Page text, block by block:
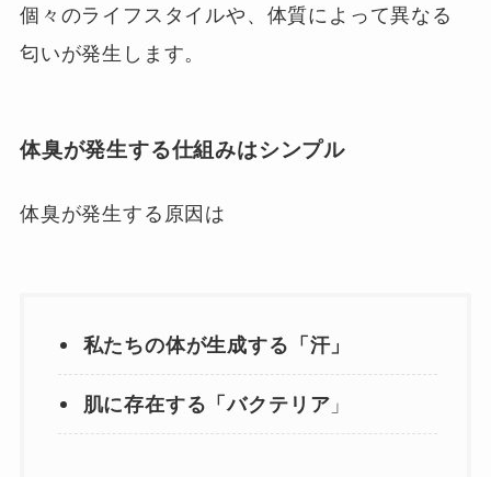
個々のライフスタイルや、体質によって異なる
匂いが発生します。
体臭が発生する仕組みはシンプル
体臭が発生する原因は
私たちの体が生成する「汗」
肌に存在する「バクテリア 」